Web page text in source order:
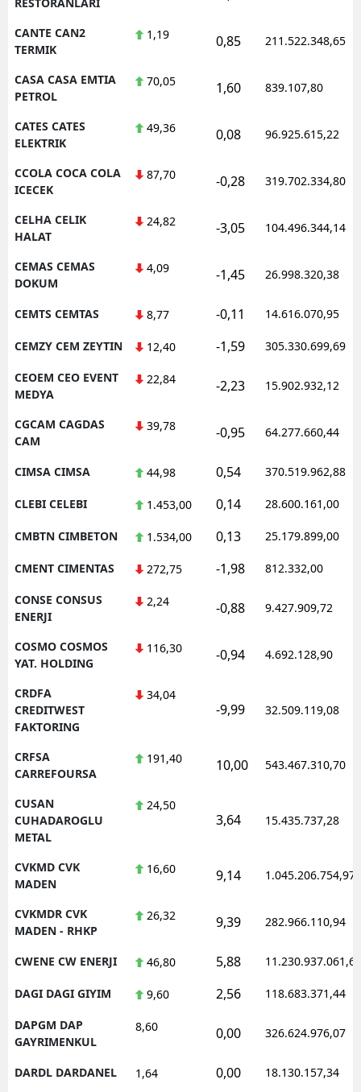
CANTE CAN2
TERMIK
1,19 0,85 211.522.348,65
CASA CASA EMTIA
PETROL
70,05 1,60 839.107,80
CATES CATES
ELEKTRIK
49,36 0,08 96.925.615,22
CCOLA COCA COLA
ICECEK
87,70 -0,28 319.702.334,80
CELHA CELIK
HALAT
24,82 -3,05 104.496.344,14
CEMAS CEMAS
DOKUM
4,09 -1,45 26.998.320,38
CEMTS CEMTAS 8,77 -0,11 14.616.070,95
CEMZY CEM ZEYTIN 12,40 -1,59 305.330.699,69
CEOEM CEO EVENT
MEDYA
22,84 -2,23 15.902.932,12
CGCAM CAGDAS
CAM
39,78 -0,95 64.277.660,44
CIMSA CIMSA 44,98 0,54 370.519.962,88
CLEBI CELEBI 1.453,00 0,14 28.600.161,00
CMBTN CIMBETON 1.534,00 0,13 25.179.899,00
CMENT CIMENTAS 272,75 -1,98 812.332,00
CONSE CONSUS
ENERJI
2,24 -0,88 9.427.909,72
COSMO COSMOS
YAT. HOLDING
116,30 -0,94 4.692.128,90
CRDFA
CREDITWEST
FAKTORING
34,04
-9,99 32.509.119,08
CRFSA
CARREFOURSA
191,40 10,00 543.467.310,70
CUSAN
CUHADAROGLU
METAL
24,50
3,64 15.435.737,28
CVKMD CVK
MADEN
16,60 9,14 1.045.206.754,97
CVKMDR CVK
MADEN - RHKP
26,32 9,39 282.966.110,94
CWENE CW ENERJI 46,80 5,88 11.230.937.061,62
DAGI DAGI GIYIM 9,60 2,56 118.683.371,44
DAPGM DAP
GAYRIMENKUL
8,60 0,00 326.624.976,07
DARDL DARDANEL 1,64 0,00 18.130.157,34